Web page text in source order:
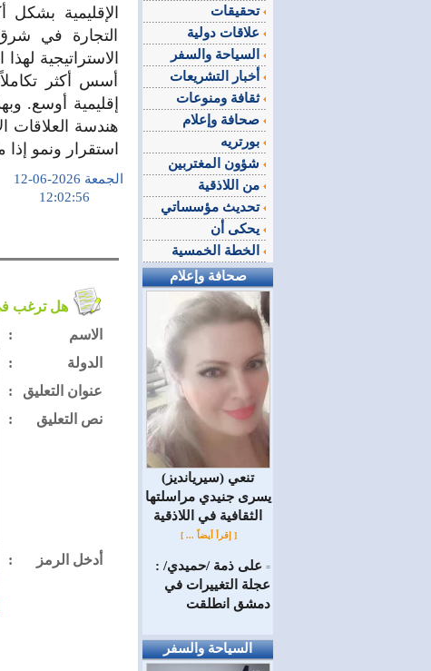
الإقليمية
التجارة في
الاستراتيجية
أسس أكثر
إقليمية أوسع.
هندسة
استقرار ونمو
الجمعة 2026-06-12
هل ترغب في التعليق على الموضوع ؟
:
الاسم
:
الدولة
:
عنوان التعليق
:
نص التعليق
: أدخل الرمز
تحقيقات
ثقافة ومنوعات
تحديث مؤسساتي
صحافة وإعلام
(سيريانديز) تنعي
يسرى جنيدي مراسلتها
الثقافية في اللاذقية
[ إقرأ أيضاً ... ]
= على ذمة /حميدي/ :
عجلة التغييرات في
دمشق انطلقت
السياحة والسفر